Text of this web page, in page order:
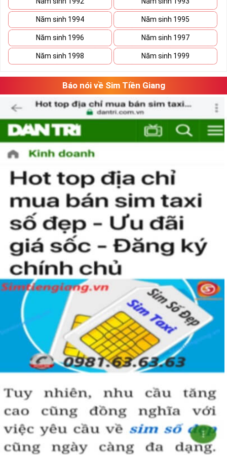
số 5 tạo nên là tổng hòa của ý nghĩa và hình thức, con số 5 gồm cả
những nét gãy và nét cong như cuộc sống có
lúcthănglúctrầmnhưng họ sẽ tìm thấy con đường phát triển vững
bền của mình.
Tại sao nên sở hữu sim ngũ quý 5?
Sim ngũ quý 5 được nhiều người quan tâm vì con số 5 được
coi là số của Phúc, của Vàng, của Vua nên được nhiều người
yêu thích và chọn lựa.
Vì vậy
sim số đẹpđuôi 55555thể hiện được ước vọng về sự
hoà hợp, bình an, sinh sôi, làm việc gì cũng thuận lợi và tiến
đến vị trí cao nhất. Số 5 là con số của đời người, thể hiện sự
bình yên, hạnh phúc.
+ Khi nhìn vào số
sim ngũ quý 5
của bạn, người ta sẽ biết được bạn
là người cẩn thận, là người có địa vị và thành công trong cuộc
sống.
+ Khi sử dụng
sim số đẹp đuôi 55555để kinh doanh, làm ăn sẽ tạo
dựng được niềm tin, sự tin tưởng với đối tác,…
+ Sử dụngsim ngũ quý 5cũng giúp bạn tự tin hơn trong cuộc
sống, với các mối quan hệ xã hội khác.
Những phân tích chuyên sâu về ý nghĩa của dòng
sim ngũ
quý 5 xét theo nhiều khía cạch, đã đủ trả lời cho câu hỏi “Lý
do nên sở hữu sim ngũ quý 5 này
, Có thể khẳng định, đây là
dòng sim số đẹp được khuyên dùng cho giới làm ăn, kinh
doanh, dân công chức, văn phòng thậm chí là các doanh
nhân thành đạt.
Năm sinh 1994 Năm sinh 1995
Năm sinh 1996 Năm sinh 1997
Năm sinh 1998 Năm sinh 1999
Báo nói về Sim Tiền Giang